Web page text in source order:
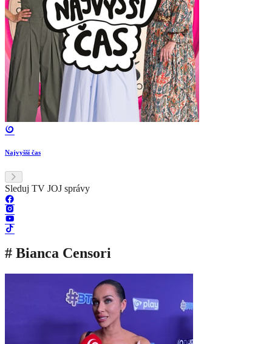
Najvyšší čas
Sleduj TV JOJ správy
# Bianca Censori